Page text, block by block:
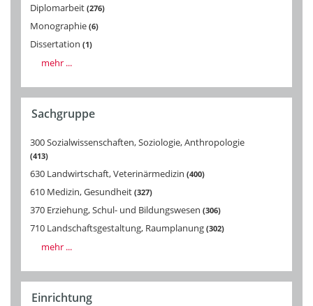
Diplomarbeit 276
Monographie 6
Dissertation 1
mehr ...
Sachgruppe
300 Sozialwissenschaften, Soziologie, Anthropologie
413
630 Landwirtschaft, Veterinärmedizin 400
610 Medizin, Gesundheit 327
370 Erziehung, Schul- und Bildungswesen 306
710 Landschaftsgestaltung, Raumplanung 302
mehr ...
Einrichtung